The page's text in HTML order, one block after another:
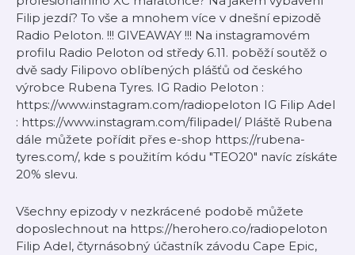
Filip jezdí? To vše a mnohem více v dnešní epizodě
Radio Peloton. !!! GIVEAWAY !!! Na instagramovém
profilu Radio Peloton od středy 6.11. poběží soutěž o
dvě sady Filipovo oblíbených plášťů od českého
výrobce Rubena Tyres. IG Radio Peloton :
https://www.instagram.com/radiopeloton IG Filip Adel
: https://www.instagram.com/filipadel/ Pláště Rubena
dále můžete pořídit přes e-shop https://rubena-
tyres.com/, kde s použitím kódu "TEO20" navíc získáte
20% slevu.
Všechny epizody v nezkrácené podobě můžete
doposlechnout na https://herohero.co/radiopeloton
Filip Adel, čtyrnásobný účastník závodu Cape Epic,